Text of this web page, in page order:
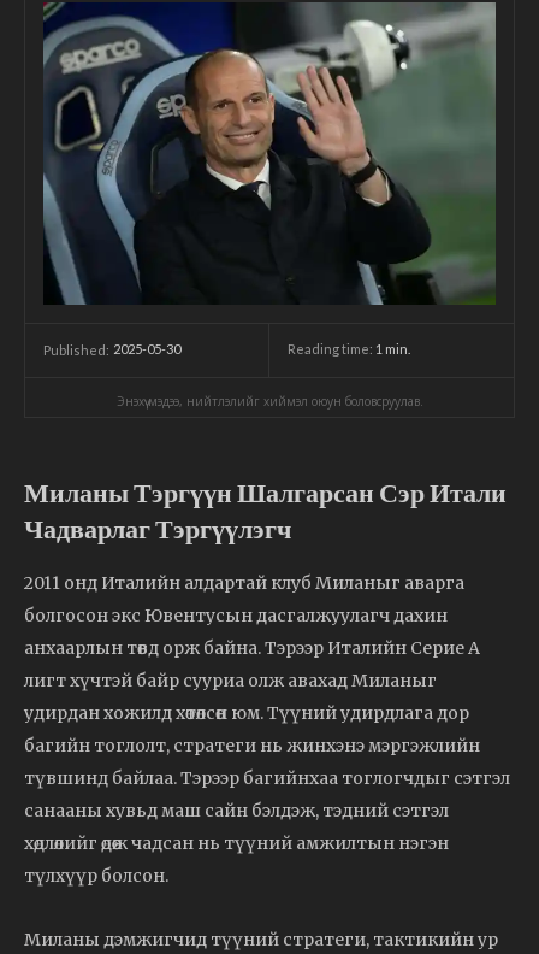
Published: 2025-05-30 Reading time: 1 min.
Энэхүү мэдээ, нийтлэлийг хиймэл оюун боловсруулав.
Миланы Тэргүүн Шалгарсан Сэр Итали
Чадварлаг Тэргүүлэгч
2011 онд Италийн алдартай клуб Миланыг аварга
болгосон экс Ювентусын дасгалжуулагч дахин
анхаарлын төвд орж байна. Тэрээр Италийн Серие А
лигт хүчтэй байр сууриа олж авахад Миланыг
удирдан хожилд хөтөлсөн юм. Түүний удирдлага дор
багийн тоглолт, стратеги нь жинхэнэ мэргэжлийн
түвшинд байлаа. Тэрээр багийнхаа тоглогчдыг сэтгэл
санааны хувьд маш сайн бэлдэж, тэдний сэтгэл
хөдлөлийг өдөөж чадсан нь түүний амжилтын нэгэн
түлхүүр болсон.
Миланы дэмжигчид түүний стратеги, тактикийн ур